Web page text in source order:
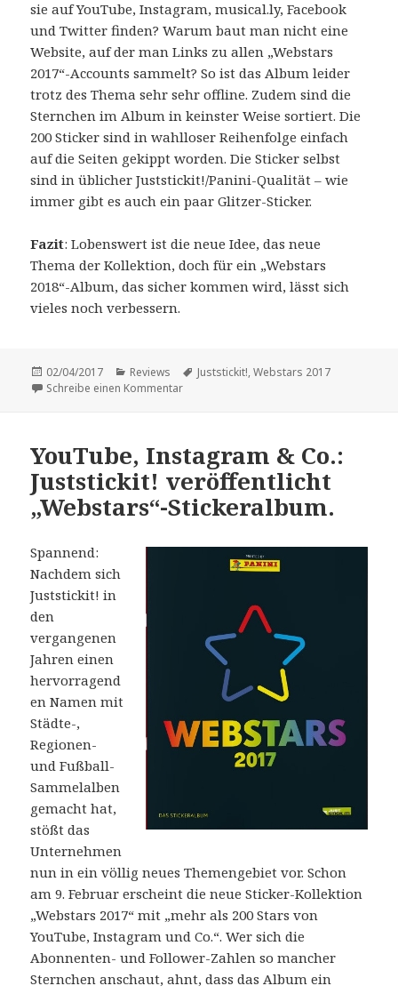
sie auf YouTube, Instagram, musical.ly, Facebook
und Twitter finden? Warum baut man nicht eine
Website, auf der man Links zu allen „Webstars
2017“-Accounts sammelt? So ist das Album leider
trotz des Thema sehr sehr offline. Zudem sind die
Sternchen im Album in keinster Weise sortiert. Die
200 Sticker sind in wahlloser Reihenfolge einfach
auf die Seiten gekippt worden. Die Sticker selbst
sind in üblicher Juststickit!/Panini-Qualität – wie
immer gibt es auch ein paar Glitzer-Sticker.
Fazit: Lobenswert ist die neue Idee, das neue
Thema der Kollektion, doch für ein „Webstars
2018“-Album, das sicher kommen wird, lässt sich
vieles noch verbessern.
Veröffentlicht
am
02/04/2017 Kategorien
Reviews Schlagwörter
Juststickit!,Webstars 2017
Schreibe einen Kommentarzu Vorstellung: „Webstars 2017“.
YouTube, Instagram & Co.:
Juststickit! veröffentlicht
„Webstars“-Stickeralbum.
Spannend:
Nachdem sich
Juststickit! in
den
vergangenen
Jahren einen
hervorragend
en Namen mit
Städte-,
Regionen-
und Fußball-
Sammelalben
gemacht hat,
stößt das
Unternehmen
nun in ein völlig neues Themengebiet vor. Schon
am 9. Februar erscheint die neue Sticker-Kollektion
„Webstars 2017“ mit „mehr als 200 Stars von
YouTube, Instagram und Co.“. Wer sich die
Abonnenten- und Follower-Zahlen so mancher
Sternchen anschaut, ahnt, dass das Album ein